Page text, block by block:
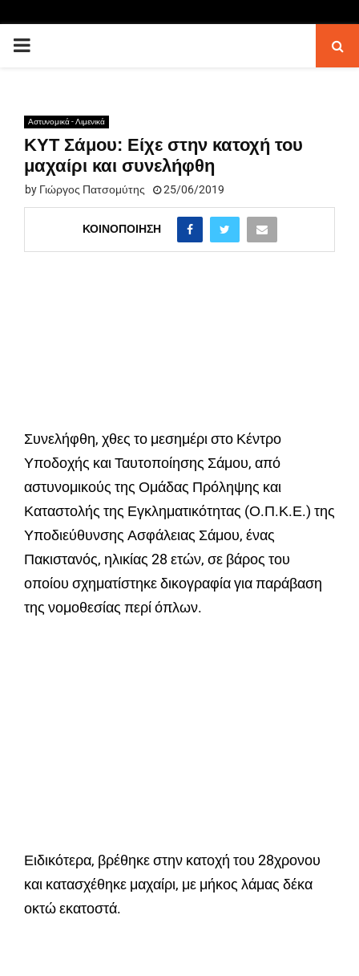
PRIMARY
Αστυνομικά - Λιμενικά
ΚΥΤ Σάμου: Είχε στην κατοχή του
μαχαίρι και συνελήφθη
by Γιώργος Πατσομύτης 25/06/2019
ΚΟΙΝΟΠΟΊΗΣΗ
Συνελήφθη, χθες το μεσημέρι στο Κέντρο
Υποδοχής και Ταυτοποίησης Σάμου, από
αστυνομικούς της Ομάδας Πρόληψης και
Καταστολής της Εγκληματικότητας (Ο.Π.Κ.Ε.) της
Υποδιεύθυνσης Ασφάλειας Σάμου, ένας
Πακιστανός, ηλικίας 28 ετών, σε βάρος του
οποίου σχηματίστηκε δικογραφία για παράβαση
της νομοθεσίας περί όπλων.
Ειδικότερα, βρέθηκε στην κατοχή του 28χρονου
και κατασχέθηκε μαχαίρι, με μήκος λάμας δέκα
οκτώ εκατοστά.